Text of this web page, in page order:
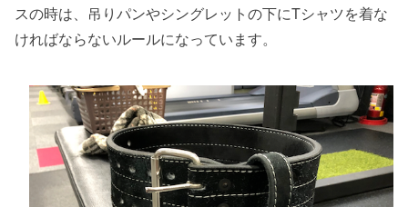
スの時は、吊りパンやシングレットの下にTシャツを着な
ければならないルールになっています。